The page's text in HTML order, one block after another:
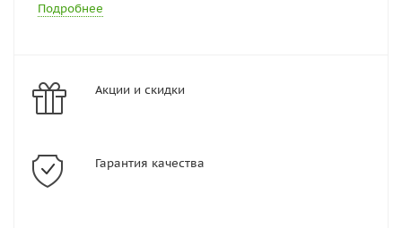
Подробнее
Акции и скидки
Гарантия качества